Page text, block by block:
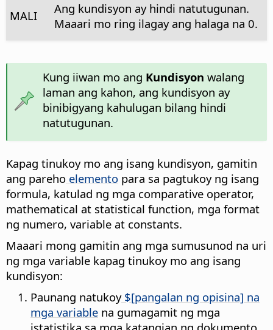
MALI
Ang kundisyon ay hindi natutugunan.
Maaari mo ring ilagay ang halaga na 0.
Kung iiwan mo ang Kundisyon walang
laman ang kahon, ang kundisyon ay
binibigyang kahulugan bilang hindi
natutugunan.
Kapag tinukoy mo ang isang kundisyon, gamitin
ang pareho elemento para sa pagtukoy ng isang
formula, katulad ng mga comparative operator,
mathematical at statistical function, mga format
ng numero, variable at constants.
Maaari mong gamitin ang mga sumusunod na uri
ng mga variable kapag tinukoy mo ang isang
kundisyon:
Paunang natukoy$[pangalan ng opisina] na
mga variable na gumagamit ng mga